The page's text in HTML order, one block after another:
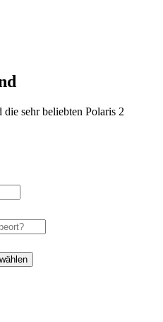
sehr beliebten Polaris 2